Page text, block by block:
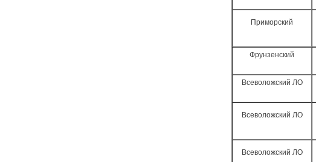
Приморский
Фрунзенский
Всеволожский ЛО
Всеволожский ЛО
Всеволожский ЛО